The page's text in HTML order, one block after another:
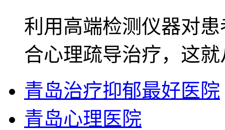
利用高端检测仪器对
合心理疏导治疗，这
青岛治疗抑郁最好医院
青岛心理医院